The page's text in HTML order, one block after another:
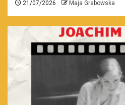
21/07/2026 Maja Grabowska